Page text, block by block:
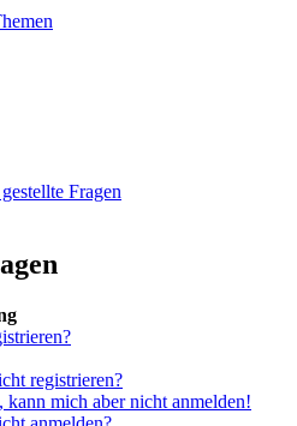
Fragen
registrieren?
kann mich aber nicht anmelden!